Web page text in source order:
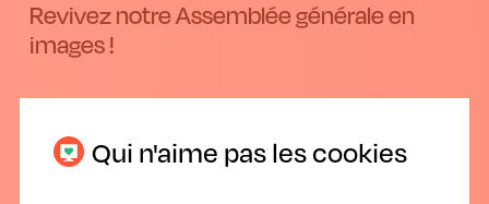
Revivez notre Assemblée générale en
images !
Qui n'aime pas les cookies